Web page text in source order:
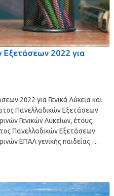
2022 για
2022 για Γενικά Λύκεια και
Πανελλαδικών Εξετάσεων
Γενικών Λυκείων, έτους
Πανελλαδικών Εξετάσεων
ΕΠΑΛ γενικής παιδείας …